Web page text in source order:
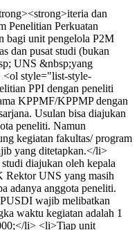
dan
Penelitian Perkuatan
bagi unit pengelola P2M
dan pusat studi (bukan
UNS &nbsp;yang
<ol style="list-style-
PPI dengan peneliti
KPPMF/KPPMP dengan
Usulan bisa diajukan
peneliti. Namun
kegiatan fakultas/ program
yang ditetapkan.</li>
diajukan oleh kepala
Rektor UNS yang masih
adanya anggota peneliti.
wajib melibatkan
waktu kegiatan adalah 1
li> <li>Tiap unit